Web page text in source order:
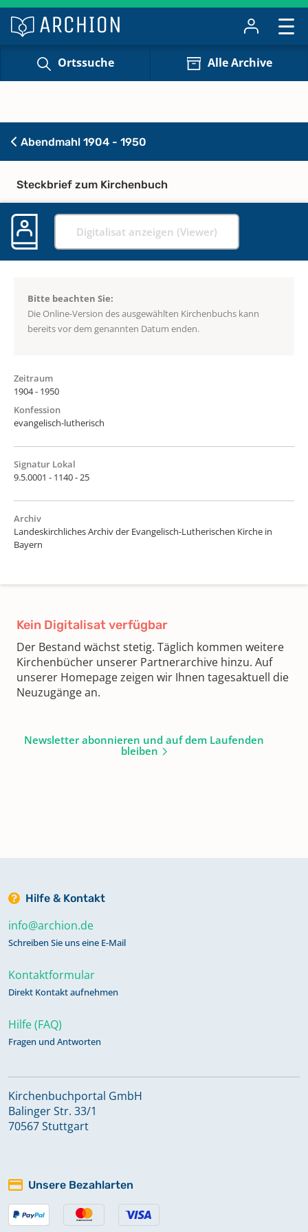
Ortssuche Alle Archive
Abendmahl 1904 - 1950
Steckbrief zum Kirchenbuch
Digitalisat anzeigen (Viewer)
Bitte beachten Sie:
Die Online-Version des ausgewählten Kirchenbuchs kann
bereits vor dem genannten Datum enden.
Zeitraum
1904 - 1950
Konfession
evangelisch-lutherisch
Signatur Lokal
9.5.0001 - 1140 - 25
Archiv
Landeskirchliches Archiv der Evangelisch-Lutherischen Kirche in
Bayern
Kein Digitalisat verfügbar
Der Bestand wächst stetig. Täglich kommen weitere
Kirchenbücher unserer Partnerarchive hinzu. Auf
unserer Homepage zeigen wir Ihnen tagesaktuell die
Neuzugänge an.
Newsletter abonnieren und auf dem Laufenden
bleiben
Hilfe & Kontakt
info@archion.de
Schreiben Sie uns eine E-Mail
Kontaktformular
Direkt Kontakt aufnehmen
Hilfe (FAQ)
Fragen und Antworten
Kirchenbuchportal GmbH
Balinger Str. 33/1
70567 Stuttgart
Unsere Bezahlarten